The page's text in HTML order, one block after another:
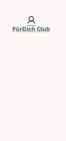
FürDich Club